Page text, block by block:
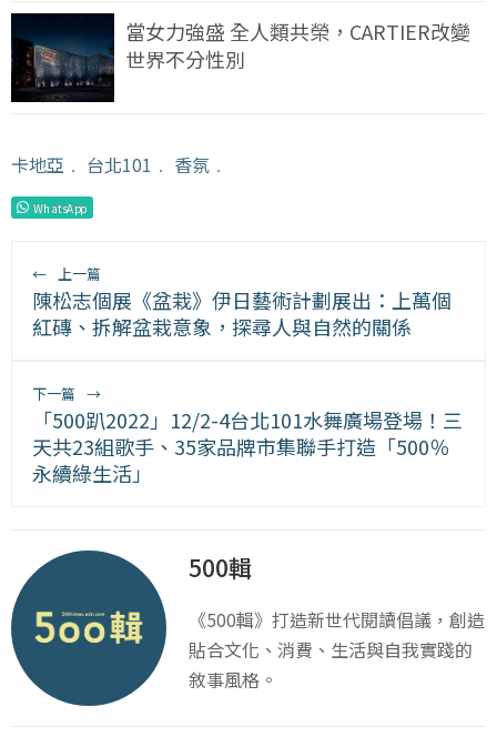
當女力強盛 全人類共榮，CARTIER改變
世界不分性別
卡地亞 ﹒ 台北101 ﹒ 香氛 ﹒
WhatsApp
← 上一篇
陳松志個展《盆栽》伊日藝術計劃展出：上萬個
紅磚、拆解盆栽意象，探尋人與自然的關係
下一篇 →
「500趴2022」12/2-4台北101水舞廣場登場！三
天共23組歌手、35家品牌市集聯手打造「500％
永續綠生活」
500輯
《500輯》打造新世代閱讀倡議，創造
貼合文化、消費、生活與自我實踐的
敘事風格。